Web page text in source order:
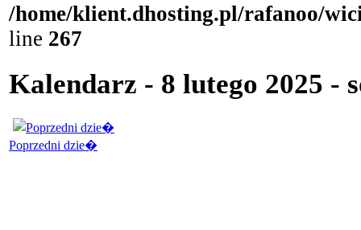
/home/klient.dhosting.pl/rafanoo/
line 267
Kalendarz - 8 lutego 2025 -
Poprzedni dzie�